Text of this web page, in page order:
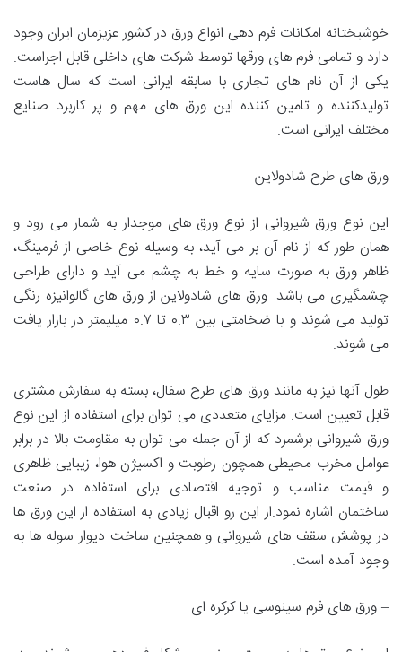
خوشبختانه امکانات فرم دهی انواع ورق در کشور عزیزمان ایران وجود
دارد و تمامی فرم های ورقها توسط شرکت های داخلی قابل اجراست.
یکی از آن نام های تجاری با سابقه ایرانی است که سال هاست
تولیدکننده و تامین کننده این ورق های مهم و پر کاربرد صنایع
مختلف ایرانی است.
ورق های طرح شادولاین
این نوع ورق شیروانی از نوع ورق های موجدار به شمار می رود و
همان طور که از نام آن بر می آید، به وسیله نوع خاصی از فرمینگ،
ظاهر ورق به صورت سایه و خط به چشم می ‌آید و دارای طراحی
چشمگیری می باشد. ورق های شادولاین از ورق های گالوانیزه رنگی
تولید می شوند و با ضخامتی بین ۰.۳ تا ۰.۷ میلیمتر در بازار یافت
می شوند.
طول آنها نیز به مانند ورق های طرح سفال، بسته به سفارش مشتری
قابل تعیین است. مزایای متعددی می توان برای استفاده از این نوع
ورق شیروانی برشمرد که از آن جمله می توان به مقاومت بالا در برابر
عوامل مخرب محیطی همچون رطوبت و اکسیژن هوا، زیبایی ظاهری
و قیمت مناسب و توجیه اقتصادی برای استفاده در صنعت
ساختمان اشاره نمود.از این رو اقبال زیادی به استفاده از این ورق ها
در پوشش سقف های شیروانی و همچنین ساخت دیوار سوله ها به
وجود آمده است.
– ورق های فرم سینوسی یا کرکره ای